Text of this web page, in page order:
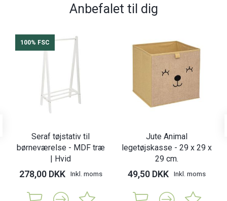
Anbefalet til dig
100% FSC
Seraf tøjstativ til
børneværelse - MDF træ
| Hvid
278,00 DKK Inkl. moms
Jute Animal
legetøjskasse - 29 x 29 x
29 cm.
49,50 DKK Inkl. moms